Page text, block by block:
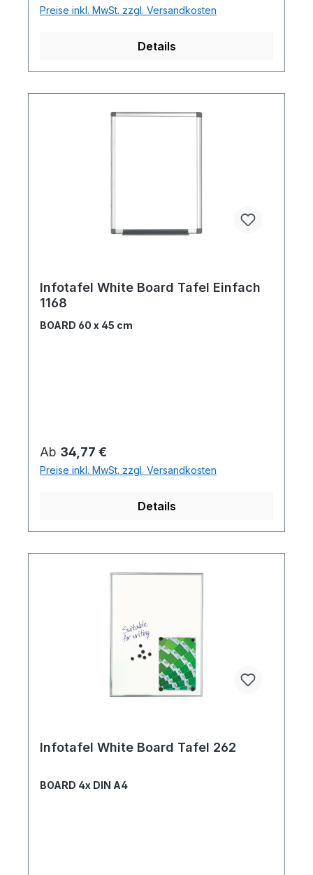
Preise inkl. MwSt. zzgl. Versandkosten
Details
Infotafel White Board Tafel Einfach
1168
BOARD 60 x 45 cm
Regulärer Preis:
Ab 34,77 €
Preise inkl. MwSt. zzgl. Versandkosten
Details
Infotafel White Board Tafel 262
BOARD 4x DIN A4